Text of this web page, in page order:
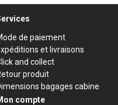
de paiement
et livraisons
and collect
produit
bagages cabine
compte